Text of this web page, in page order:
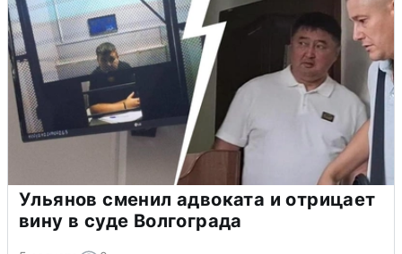
Ульянов сменил адвоката и отрицает
вину в суде Волгограда